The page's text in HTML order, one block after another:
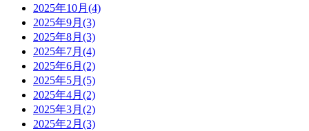
2025年10月(4)
2025年9月(3)
2025年8月(3)
2025年7月(4)
2025年6月(2)
2025年5月(5)
2025年4月(2)
2025年3月(2)
2025年2月(3)